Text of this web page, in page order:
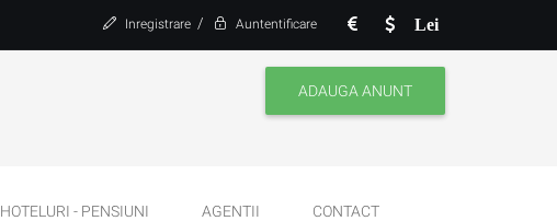
Lei
Inregistrare / Auntentificare
ADAUGA ANUNT
HOTELURI - PENSIUNI AGENTII CONTACT